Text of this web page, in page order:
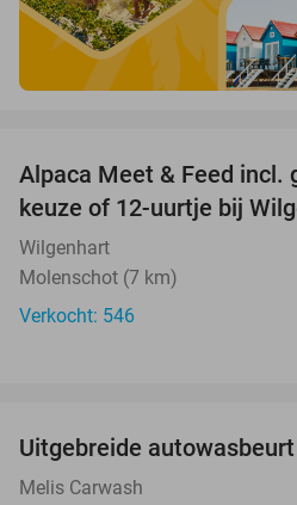
Alpaca Meet & Feed incl.
keuze of 12-uurtje bij
Wilgenhart
Molenschot (7 km)
Verkocht: 546
Uitgebreide
Melis Carwash